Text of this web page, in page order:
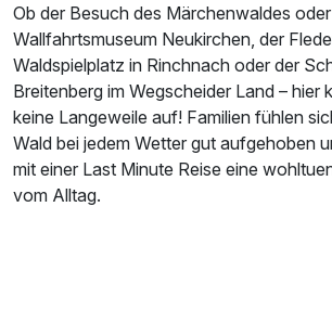
Ob der Besuch des Märchenwaldes
Wallfahrtsmuseum Neukirchen, der
Waldspielplatz in Rinchnach oder der
Breitenberg im Wegscheider Land – hier
keine Langeweile auf! Familien fühlen
Wald bei jedem Wetter gut aufgehoben
mit einer Last Minute Reise eine
vom Alltag.